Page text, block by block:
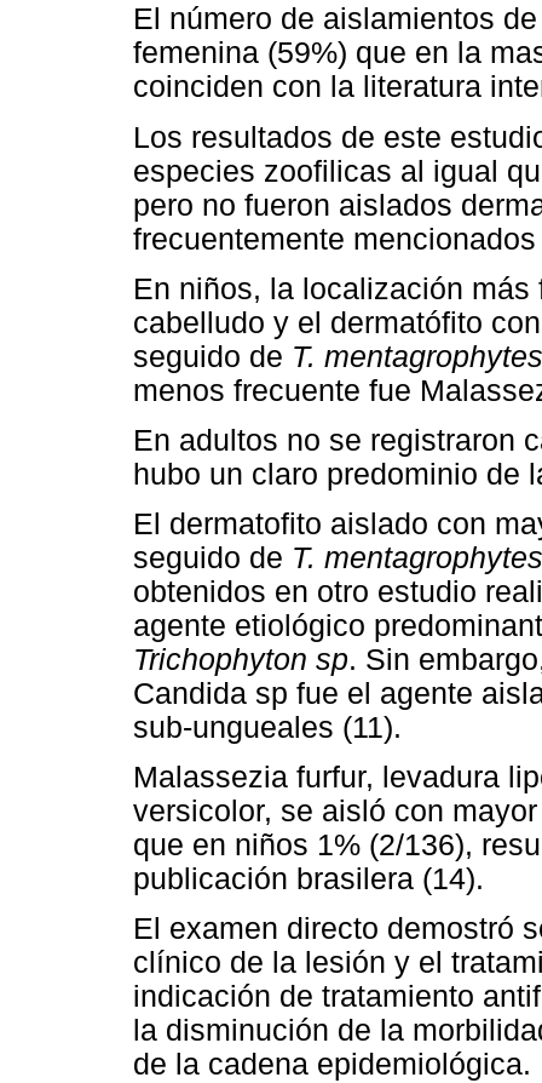
El número de aislamientos
femenina (59%) que en la
coinciden con la literatura
Los resultados de este
especies zoofilicas al igual
pero no fueron aislados
frecuentemente
En niños, la localización
cabelludo y el dermatófito
seguido de T. mentagrophytes
menos frecuente fue
En adultos no se registraron
hubo un claro predominio de
El dermatofito aislado con
seguido de T. mentagrophytes
obtenidos en otro estudio
agente etiológico
Trichophyton sp. Sin
Candida sp fue el agente
sub-ungueales (11).
Malassezia furfur, levadura
versicolor, se aisló con
que en niños 1% (2/136),
publicación brasilera (14).
El examen directo demostró
clínico de la lesión y el
indicación de tratamiento
la disminución de la
de la cadena epidemiológica.